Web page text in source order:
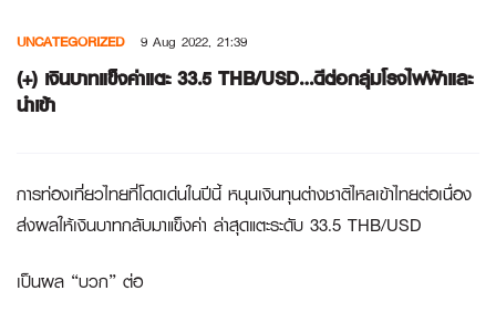
content
UNCATEGORIZED 9 Aug 2022, 21:39
(+) เงินบาทแข็งค่าแตะ 33.5 THB/USD…ดีต่อกลุ่มโรงไฟฟ้าและ
นำเข้า
การท่องเที่ยวไทยที่โดดเด่นในปีนี้ หนุนเงินทุนต่างชาติไหลเข้าไทยต่อเนื่อง
ส่งผลให้เงินบาทกลับมาแข็งค่า ล่าสุดแตะระดับ 33.5 THB/USD
เป็นผล “บวก” ต่อ